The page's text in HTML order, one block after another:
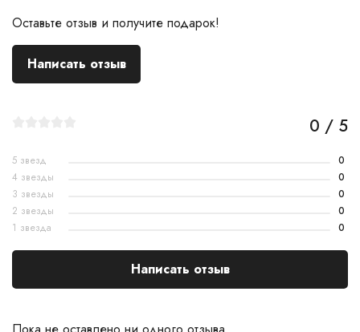
Оставьте отзыв и получите подарок!
Написать отзыв
0 / 5
5 звезд
0
4 звезды
0
3 звезды
0
2 звезды
0
1 звезда
0
Написать отзыв